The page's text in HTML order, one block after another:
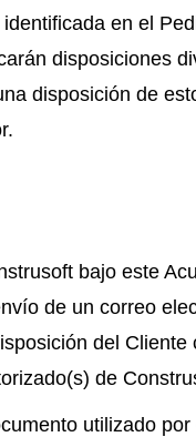
en el
disposiciones
disposición de
bajo este
de un correo
del
de
utilizado